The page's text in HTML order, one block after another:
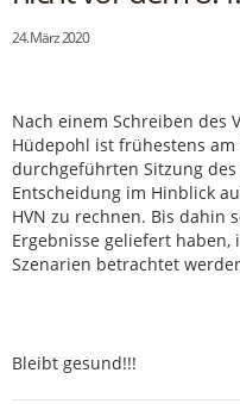
24. März 2020
Nach einem Schreiben des
Hüdepohl ist frühestens
durchgeführten Sitzung
Entscheidung im Hinblick
HVN zu rechnen. Bis dahin
Ergebnisse geliefert
Szenarien betrachtet
Bleibt gesund!!!